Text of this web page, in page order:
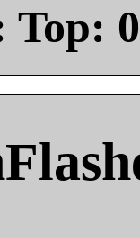
Top: 0